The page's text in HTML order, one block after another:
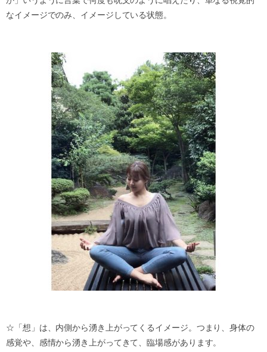
なイメージでのみ、イメージしている状態。
☆「想」は、内側から湧き上がってくるイメージ。つまり、身体の
感覚や、感情から湧き上がってきて、臨場感があります。